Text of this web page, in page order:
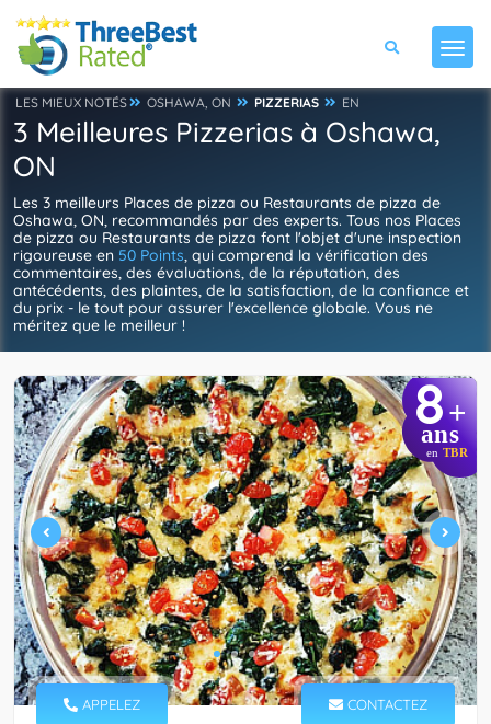
LES MIEUX NOTÉS OSHAWA, ON PIZZERIAS EN
3 Meilleures Pizzerias à Oshawa,
ON
Les 3 meilleurs Places de pizza ou Restaurants de pizza de
Oshawa, ON, recommandés par des experts. Tous nos Places
de pizza ou Restaurants de pizza font l'objet d'une inspection
rigoureuse en 50 Points, qui comprend la vérification des
commentaires, des évaluations, de la réputation, des
antécédents, des plaintes, de la satisfaction, de la confiance et
du prix - le tout pour assurer l'excellence globale. Vous ne
méritez que le meilleur !
8+
ans
en TBR
APPELEZ CONTACTEZ